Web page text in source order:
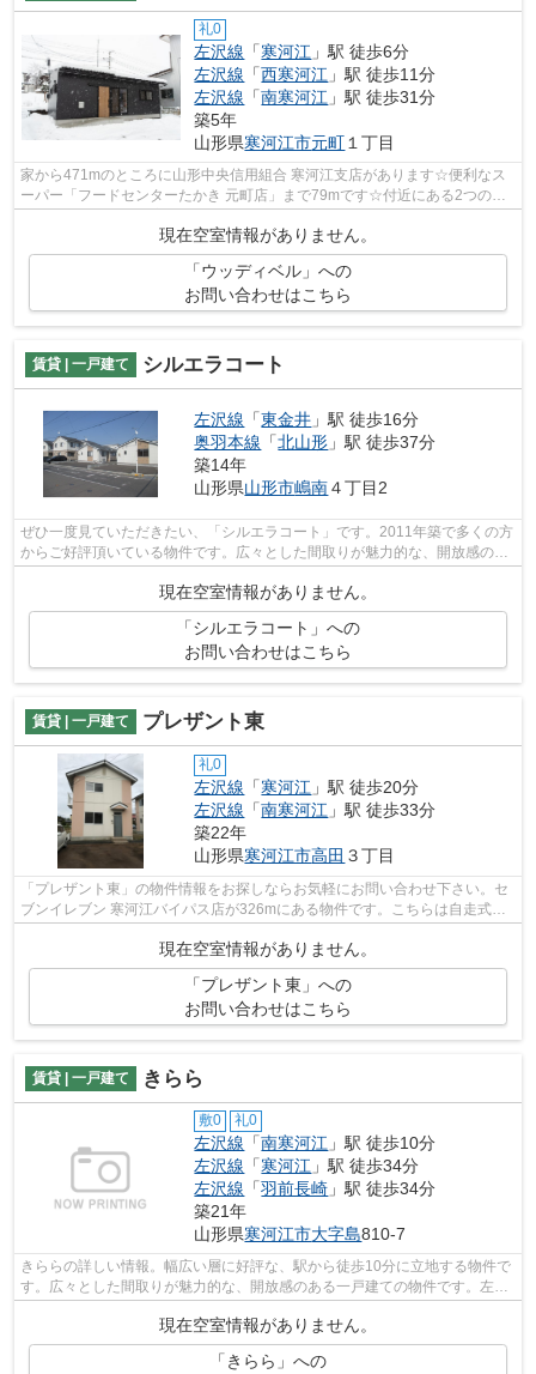
礼0
左沢線 「寒河江 」駅 徒歩6分
左沢線 「西寒河江 」駅 徒歩11分
左沢線 「南寒河江 」駅 徒歩31分
築5年
山形県寒河江市元町１丁目
家から471mのところに山形中央信用組合 寒河江支店があります☆便利なス
ーパー「フードセンターたかき 元町店」まで79mです☆付近にある2つの駅
現在空室情報がありません。
「ウッディベル」への
お問い合わせはこちら
賃貸 | 一戸建て シルエラコート
左沢線 「東金井 」駅 徒歩16分
奥羽本線 「北山形 」駅 徒歩37分
築14年
山形県山形市嶋南４丁目2
ぜひ一度見ていただきたい、「シルエラコート」です。2011年築で多くの方
からご好評頂いている物件です。広々とした間取りが魅力的な、開放感のあ
現在空室情報がありません。
「シルエラコート」への
お問い合わせはこちら
賃貸 | 一戸建て プレザント東
礼0
左沢線 「寒河江 」駅 徒歩20分
左沢線 「南寒河江 」駅 徒歩33分
築22年
山形県寒河江市高田 ３丁目
「プレザント東」の物件情報をお探しならお気軽にお問い合わせ下さい。セ
ブンイレブン 寒河江バイパス店が326mにある物件です。こちらは自走式駐
現在空室情報がありません。
「プレザント東」への
お問い合わせはこちら
賃貸 | 一戸建て きらら
敷0 礼0
左沢線 「南寒河江 」駅 徒歩10分
左沢線 「寒河江 」駅 徒歩34分
左沢線 「羽前長崎 」駅 徒歩34分
築21年
山形県寒河江市大字島810-7
きららの詳しい情報。幅広い層に好評な、駅から徒歩10分に立地する物件で
す。広々とした間取りが魅力的な、開放感のある一戸建ての物件です。左沢
線南寒河江付近で魅力的なあなたに合...
現在空室情報がありません。
「きらら」への